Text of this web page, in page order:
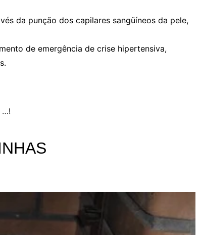
da punção dos capilares sangüíneos da pele,
de emergência de crise hipertensiva,
…!